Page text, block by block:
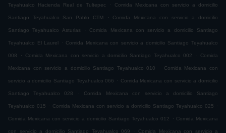
Teyahualco Hacienda Real de Tultepec . Comida Mexicana con servicio a domicilio
Santiago Teyahualco San Pablo CTM . Comida Mexicana con servicio a domicilio
Santiago Teyahualco Asturias . Comida Mexicana con servicio a domicilio Santiago
Teyahualco El Laurel . Comida Mexicana con servicio a domicilio Santiago Teyahualco
008 . Comida Mexicana con servicio a domicilio Santiago Teyahualco 002 . Comida
Mexicana con servicio a domicilio Santiago Teyahualco 010 . Comida Mexicana con
servicio a domicilio Santiago Teyahualco 066 . Comida Mexicana con servicio a domicilio
Santiago Teyahualco 028 . Comida Mexicana con servicio a domicilio Santiago
Teyahualco 015 . Comida Mexicana con servicio a domicilio Santiago Teyahualco 025 .
Comida Mexicana con servicio a domicilio Santiago Teyahualco 012 . Comida Mexicana
con servicio a domicilio Santiago Teyahualco 069 . Comida Mexicana con servicio a